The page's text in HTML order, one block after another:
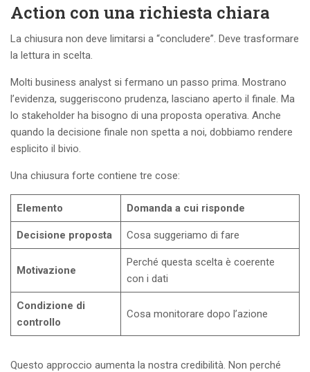
Action con una richiesta chiara
La chiusura non deve limitarsi a “concludere”. Deve trasformare
la lettura in scelta.
Molti business analyst si fermano un passo prima. Mostrano
l’evidenza, suggeriscono prudenza, lasciano aperto il finale. Ma
lo stakeholder ha bisogno di una proposta operativa. Anche
quando la decisione finale non spetta a noi, dobbiamo rendere
esplicito il bivio.
Una chiusura forte contiene tre cose:
Elemento Domanda a cui risponde
Decisione proposta Cosa suggeriamo di fare
Motivazione
Perché questa scelta è coerente
con i dati
Condizione di
controllo
Cosa monitorare dopo l’azione
Questo approccio aumenta la nostra credibilità. Non perché